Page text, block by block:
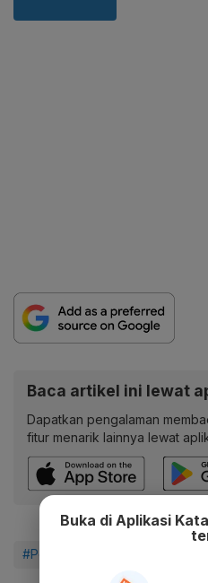
Baca artikel ini lewat
Dapatkan pengalaman
fitur menarik lainnya lewat
#PeduliLindungi
Buka di Aplikasi